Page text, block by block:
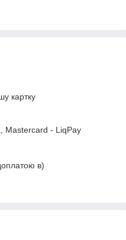
картку
Mastercard - LiqPay
в)